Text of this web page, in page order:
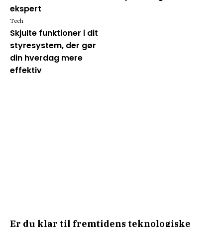
ekspert
Skjulte funktioner i dit
styresystem, der gør
din hverdag mere
effektiv
Tech
Er du klar til fremtidens teknologiske